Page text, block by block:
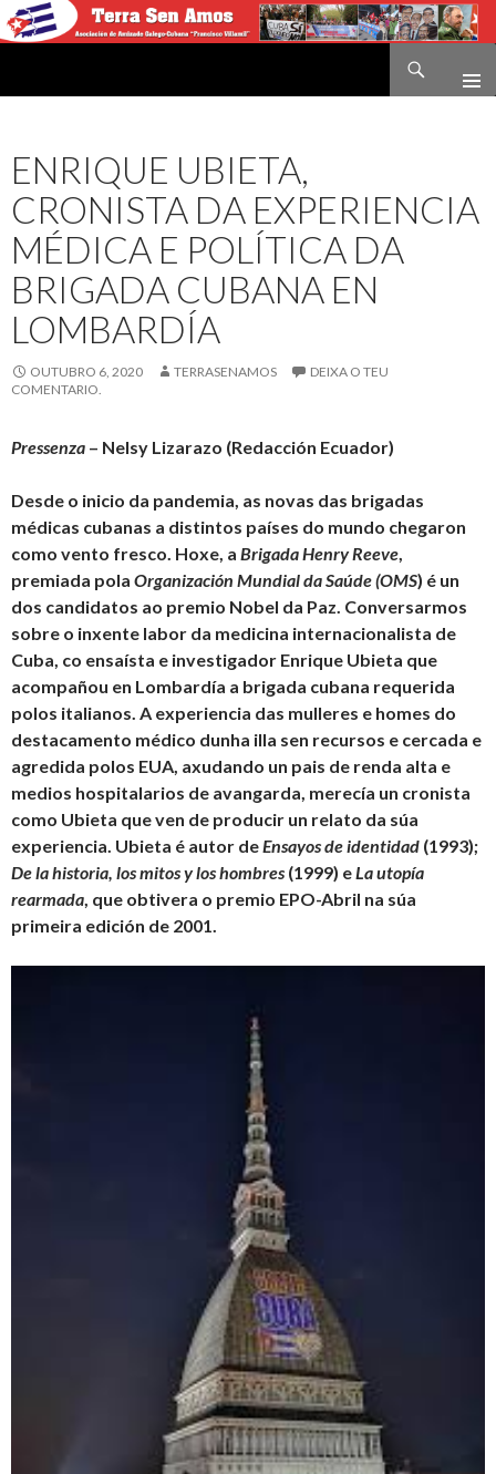
ENRIQUE UBIETA,
CRONISTA DA EXPERIENCIA
MÉDICA E POLÍTICA DA
BRIGADA CUBANA EN
LOMBARDÍA
OUTUBRO 6, 2020 TERRASENAMOS
DEIXA O TEU
COMENTARIO.
Pressenza – Nelsy Lizarazo (Redacción Ecuador)
Desde o inicio da pandemia, as novas das brigadas
médicas cubanas a distintos países do mundo chegaron
como vento fresco. Hoxe, a Brigada Henry Reeve,
premiada pola Organización Mundial da Saúde (OMS) é un
dos candidatos ao premio Nobel da Paz. Conversarmos
sobre o inxente labor da medicina internacionalista de
Cuba, co ensaísta e investigador Enrique Ubieta que
acompañou en Lombardía a brigada cubana requerida
polos italianos. A experiencia das mulleres e homes do
destacamento médico dunha illa sen recursos e cercada e
agredida polos EUA, axudando un pais de renda alta e
medios hospitalarios de avangarda, merecía un cronista
como Ubieta que ven de producir un relato da súa
experiencia. Ubieta é autor deEnsayos de identidad (1993);
De la historia, los mitos y los hombres (1999) eLa utopía
rearmada, que obtivera o premio EPO-Abril na súa
primeira edición de 2001.